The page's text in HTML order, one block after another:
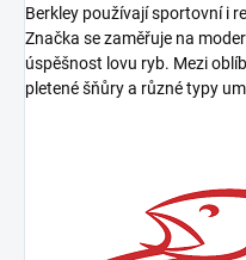
Berkley používají sportovní i
Značka se zaměřuje na
úspěšnost lovu ryb. Mezi
pletené šňůry a různé typy